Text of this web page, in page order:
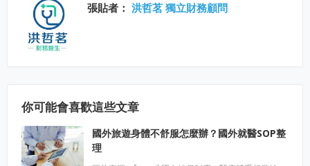
張貼者： 洪哲茗 獨立財務顧問
你可能會喜歡這些文章
國外旅遊身體不舒服怎麼辦？國外就醫SOP整
理